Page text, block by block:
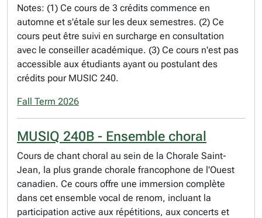
Notes: (1) Ce cours de 3 crédits commence en
automne et s'étale sur les deux semestres. (2) Ce
cours peut être suivi en surcharge en consultation
avec le conseiller académique. (3) Ce cours n'est pas
accessible aux étudiants ayant ou postulant des
crédits pour MUSIC 240.
Fall Term 2026
MUSIQ 240B - Ensemble choral
Cours de chant choral au sein de la Chorale Saint-
Jean, la plus grande chorale francophone de l'Ouest
canadien. Ce cours offre une immersion complète
dans cet ensemble vocal de renom, incluant la
participation active aux répétitions, aux concerts et